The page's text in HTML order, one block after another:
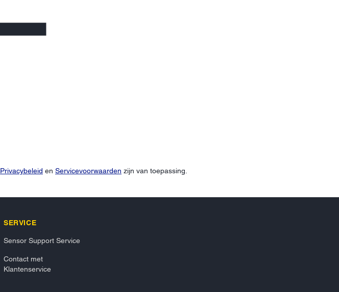
Privacybeleid en Servicevoorwaarden zijn van toepassing.
SERVICE
Sensor Support Service
Contact met
Klantenservice